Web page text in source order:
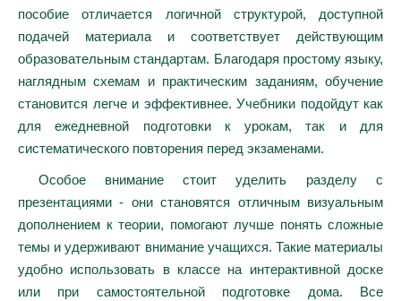
пособие отличается логичной структурой, доступной
подачей материала и соответствует действующим
образовательным стандартам. Благодаря простому языку,
наглядным схемам и практическим заданиям, обучение
становится легче и эффективнее. Учебники подойдут как
для ежедневной подготовки к урокам, так и для
систематического повторения перед экзаменами.
Особое внимание стоит уделить разделу с
презентациями - они становятся отличным визуальным
дополнением к теории, помогают лучше понять сложные
темы и удерживают внимание учащихся. Такие материалы
удобно использовать в классе на интерактивной доске
или при самостоятельной подготовке дома. Все